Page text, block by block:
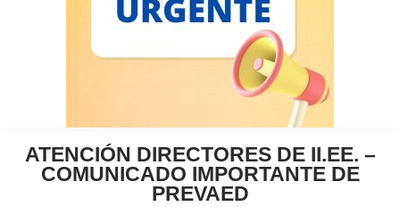
ATENCIÓN DIRECTORES DE II.EE. –
COMUNICADO IMPORTANTE DE
PREVAED